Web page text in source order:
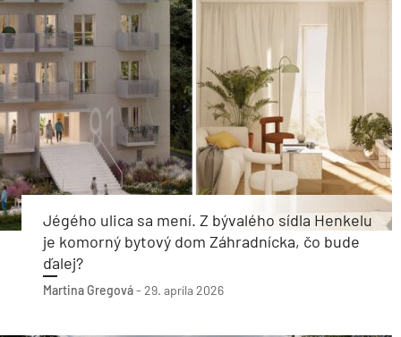
Jégého ulica sa mení. Z bývalého sídla Henkelu
je komorný bytový dom Záhradnícka, čo bude
ďalej?
Martina Gregová- 29. apríla 2026